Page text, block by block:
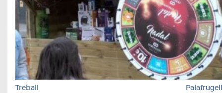
Treball Palafrugell